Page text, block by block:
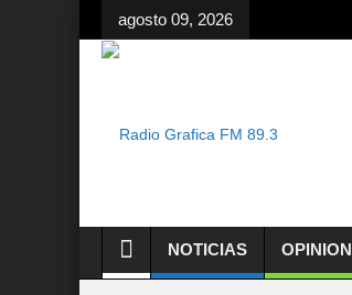
agosto 09, 2026
NOTICIAS OPINION